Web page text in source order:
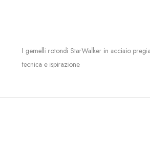
I gemelli rotondi StarWalker in acciaio
tecnica e ispirazione.